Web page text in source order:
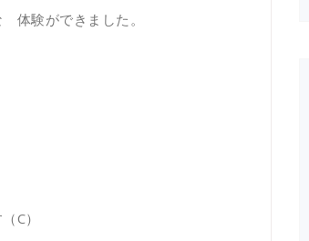
験ができました。
C）